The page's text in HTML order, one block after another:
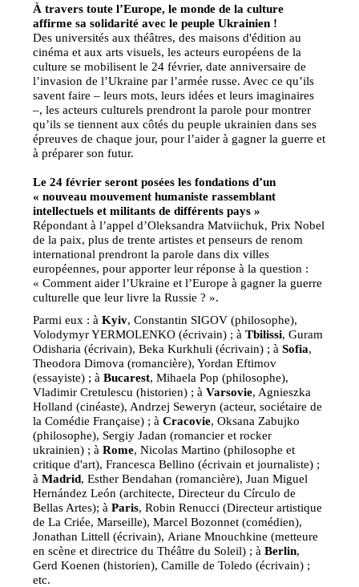
À travers toute l’Europe, le monde de la culture
affirme sa solidarité avec le peuple Ukrainien !
Des universités aux théâtres, des maisons d'édition au
cinéma et aux arts visuels, les acteurs européens de la
culture se mobilisent le 24 février, date anniversaire de
l’invasion de l’Ukraine par l’armée russe. Avec ce qu’ils
savent faire – leurs mots, leurs idées et leurs imaginaires
–, les acteurs culturels prendront la parole pour montrer
qu’ils se tiennent aux côtés du peuple ukrainien dans ses
épreuves de chaque jour, pour l’aider à gagner la guerre et
à préparer son futur.
Le 24 février seront posées les fondations d’un
« nouveau mouvement humaniste rassemblant
intellectuels et militants de différents pays »
Répondant à l’appel d’Oleksandra Matviichuk, Prix Nobel
de la paix, plus de trente artistes et penseurs de renom
international prendront la parole dans dix villes
européennes, pour apporter leur réponse à la question :
« Comment aider l’Ukraine et l’Europe à gagner la guerre
culturelle que leur livre la Russie ? ».
Parmi eux : àKyiv, Constantin SIGOV (philosophe),
Volodymyr YERMOLENKO (écrivain) ; àTbilissi, Guram
Odisharia (écrivain), Beka Kurkhuli (écrivain) ; àSofia,
Theodora Dimova (romancière), Yordan Eftimov
(essayiste) ; àBucarest, Mihaela Pop (philosophe),
Vladimir Cretulescu (historien) ; àVarsovie, Agnieszka
Holland (cinéaste), Andrzej Seweryn (acteur, sociétaire de
la Comédie Française) ; àCracovie, Oksana Zabujko
(philosophe), Sergiy Jadan (romancier et rocker
ukrainien) ; àRome, Nicolas Martino (philosophe et
critique d'art), Francesca Bellino (écrivain et journaliste) ;
àMadrid, Esther Bendahan (romancière), Juan Miguel
Hernández León (architecte, Directeur du Círculo de
Bellas Artes); àParis, Robin Renucci (Directeur artistique
de La Criée, Marseille), Marcel Bozonnet (comédien),
Jonathan Littell (écrivain), Ariane Mnouchkine (metteure
en scène et directrice du Théâtre du Soleil) ; àBerlin,
Gerd Koenen (historien), Camille de Toledo (écrivain) ;
etc.